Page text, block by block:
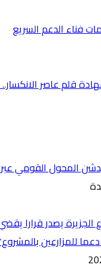
فناء الدعم السريع
المحول القومي
للمزارعين